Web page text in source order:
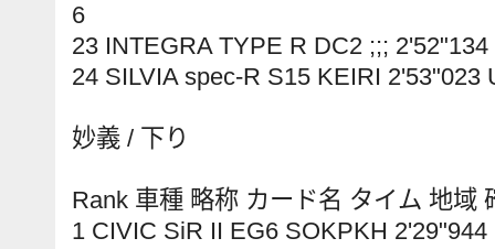
6
23 INTEGRA TYPE R DC2 ;;;
24 SILVIA spec-R S15 KEIRI 2'53"023
妙義 / 下り
Rank 車種 略称 カード名 タイム 地域
1 CIVIC SiR II EG6 SOKPKH